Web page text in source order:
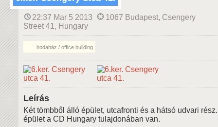
22:37 Mar 5 2013
1067 Budapest, Csengery
Street 41, Hungary
irodaház / office building
Leírás
Két tömbből álló épület, utcafronti és a hátsó udvari
épület a CD Hungary tulajdonában van.